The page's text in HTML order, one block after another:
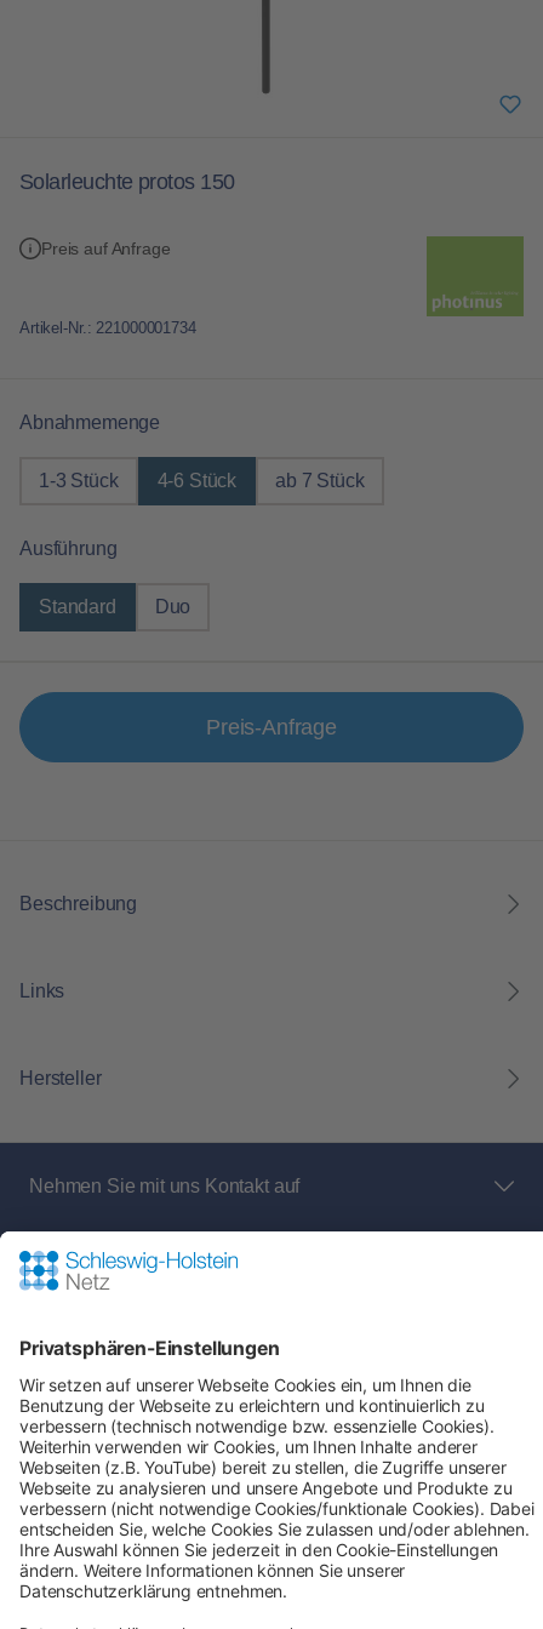
Solarleuchte protos 150
Preis auf Anfrage
Artikel-Nr.: 221000001734
Abnahmemenge
1-3 Stück 4-6 Stück ab 7 Stück
Ausführungauswählen
Standard Duo
Preis-Anfrage
Beschreibung
Links
Hersteller
Nehmen Sie mit uns Kontakt auf
Bei Fragen an den Netz- und Messstellenbetreiber
rund um:
Shop-Service
Zahlung & Versand
AGB Verbraucherinformation
Impressum
Datenschutz
Cookie-Einstellungen
Alle Preise inkl. gesetzl. Mehrwertsteuer zzgl.